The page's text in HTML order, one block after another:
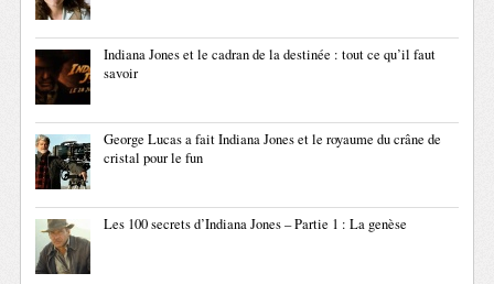
Indiana Jones et le cadran de la destinée : tout ce qu’il faut
savoir
George Lucas a fait Indiana Jones et le royaume du crâne de
cristal pour le fun
Les 100 secrets d’Indiana Jones – Partie 1 : La genèse